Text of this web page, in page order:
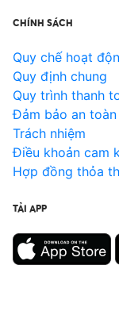
CHÍNH SÁCH
Quy chế hoạt
Quy định chung
Quy trình thanh
Đảm bảo an
Trách nhiệm
Điều khoản cam
Hợp đồng thỏa
TẢI APP